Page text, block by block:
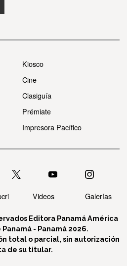
Kiosco
Cine
Clasiguía
Prémiate
Impresora Pacífico
Videos Galerías
Editora Panamá América
Panamá - Panamá 2026.
total o parcial, sin autorización
de su titular.